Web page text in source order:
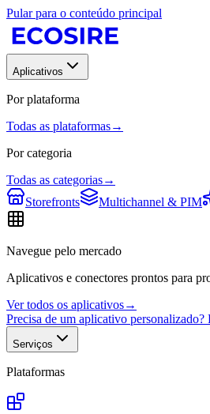
Pular para o conteúdo principal
Aplicativos
Por plataforma
Todas as plataformas→
Por categoria
Todas as categorias→
Storefronts
Multichannel & PIM
Navegue pelo mercado
Aplicativos e conectores prontos para
Ver todos os aplicativos→
Precisa de um aplicativo personalizado?
Serviços
Plataformas